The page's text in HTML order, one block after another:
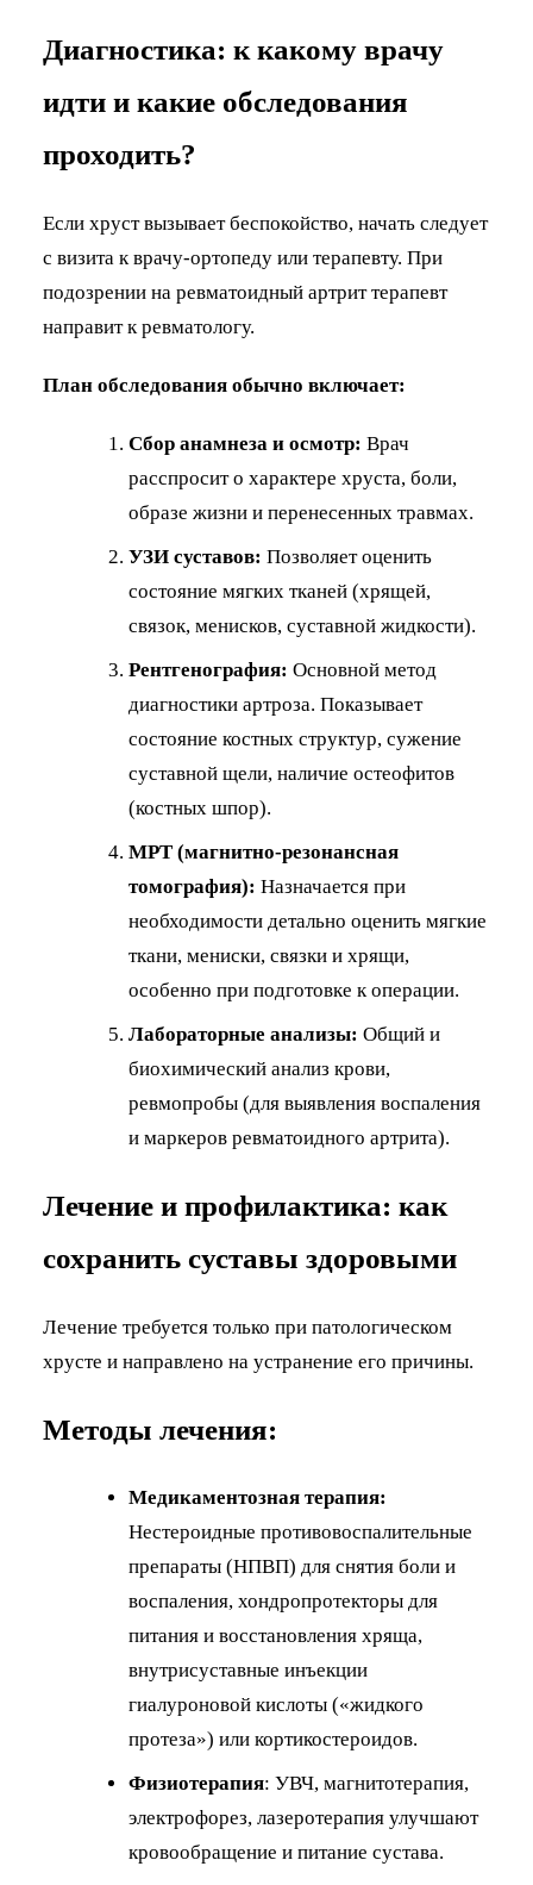
Диагностика: к какому врачу
идти и какие обследования
проходить?
Если хруст вызывает беспокойство, начать следует
с визита к врачу-ортопеду или терапевту. При
подозрении на ревматоидный артрит терапевт
направит к ревматологу.
План обследования обычно включает:
Сбор анамнеза и осмотр: Врач
расспросит о характере хруста, боли,
образе жизни и перенесенных травмах.
УЗИ суставов: Позволяет оценить
состояние мягких тканей (хрящей,
связок, менисков, суставной жидкости).
Рентгенография: Основной метод
диагностики артроза. Показывает
состояние костных структур, сужение
суставной щели, наличие остеофитов
(костных шпор).
МРТ (магнитно-резонансная
томография): Назначается при
необходимости детально оценить мягкие
ткани, мениски, связки и хрящи,
особенно при подготовке к операции.
Лабораторные анализы: Общий и
биохимический анализ крови,
ревмопробы (для выявления воспаления
и маркеров ревматоидного артрита).
Лечение и профилактика: как
сохранить суставы здоровыми
Лечение требуется только при патологическом
хрусте и направлено на устранение его причины.
Методы лечения:
Медикаментозная терапия:
Нестероидные противовоспалительные
препараты (НПВП) для снятия боли и
воспаления, хондропротекторы для
питания и восстановления хряща,
внутрисуставные инъекции
гиалуроновой кислоты («жидкого
протеза») или кортикостероидов.
Физиотерапия: УВЧ, магнитотерапия,
электрофорез, лазеротерапия улучшают
кровообращение и питание сустава.